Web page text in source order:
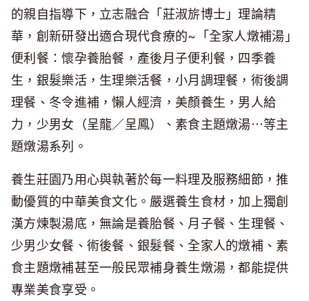
的親自指導下，立志融合「莊淑旂博士」理論精
華，創新研發出適合現代食療的~「全家人燉補湯」
便利餐：懷孕養胎餐，產後月子便利餐，四季養
生，銀髮樂活，生理樂活餐，小月調理餐，術後調
理餐、冬令進補，懶人經濟，美顏養生，男人給
力，少男女（呈龍／呈鳳）、素食主題燉湯⋯等主
題燉湯系列。
養生莊園乃用心與執著於每一料理及服務細節，推
動優質的中華美食文化。嚴選養生食材，加上獨創
漢方煉製湯底，無論是養胎餐、月子餐、生理餐、
少男少女餐、術後餐、銀髮餐、全家人的燉補、素
食主題燉補甚至一般民眾補身養生燉湯，都能提供
專業美食享受。